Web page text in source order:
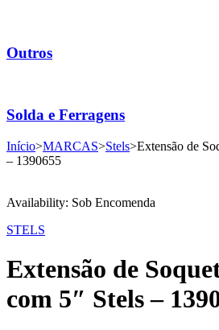
Outros
Solda e Ferragens
Início>MARCAS>Stels>Extensão de
– 1390655
Availability: Sob Encomenda
STELS
Extensão de
com 5″ Stels –